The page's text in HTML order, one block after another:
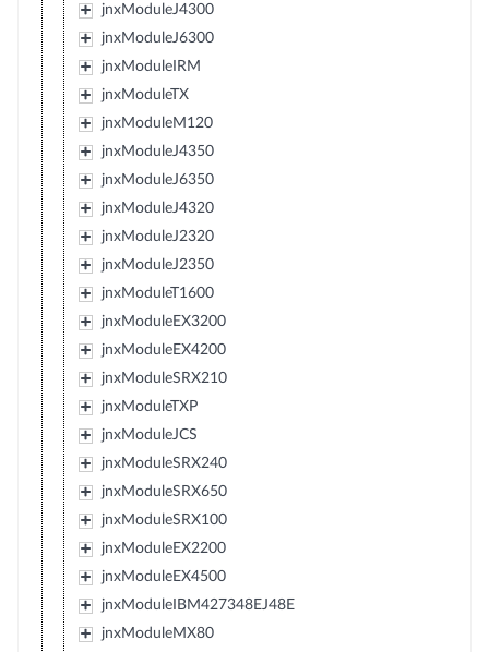
jnxModuleJ4300
jnxModuleJ6300
jnxModuleIRM
jnxModuleTX
jnxModuleM120
jnxModuleJ4350
jnxModuleJ6350
jnxModuleJ4320
jnxModuleJ2320
jnxModuleJ2350
jnxModuleT1600
jnxModuleEX3200
jnxModuleEX4200
jnxModuleSRX210
jnxModuleTXP
jnxModuleJCS
jnxModuleSRX240
jnxModuleSRX650
jnxModuleSRX100
jnxModuleEX2200
jnxModuleEX4500
jnxModuleIBM427348EJ48E
jnxModuleMX80